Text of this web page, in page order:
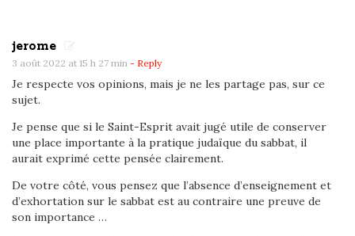
jerome
3 août 2022 at 15 h 27 min - Reply
Je respecte vos opinions, mais je ne les partage pas, sur ce
sujet.
Je pense que si le Saint-Esprit avait jugé utile de conserver
une place importante à la pratique judaïque du sabbat, il
aurait exprimé cette pensée clairement.
De votre côté, vous pensez que l’absence d’enseignement et
d’exhortation sur le sabbat est au contraire une preuve de
son importance …